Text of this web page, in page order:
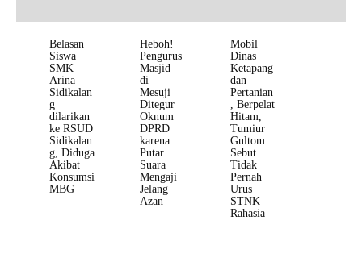
Belasan
Siswa
SMK
Arina
Sidikalan
g
dilarikan
ke RSUD
Sidikalan
g, Diduga
Akibat
Konsumsi
MBG
Heboh!
Pengurus
Masjid
di
Mesuji
Ditegur
Oknum
DPRD
karena
Putar
Suara
Mengaji
Jelang
Azan
Mobil
Dinas
Ketapang
dan
Pertanian
, Berpelat
Hitam,
Tumiur
Gultom
Sebut
Tidak
Pernah
Urus
STNK
Rahasia